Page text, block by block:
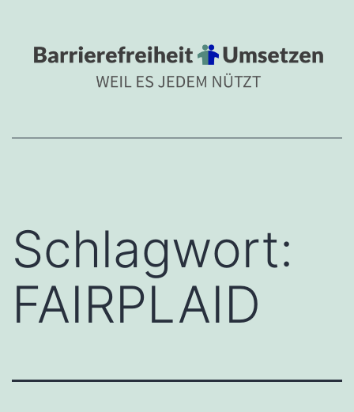
springen
Barrierefreiheit umsetzen
Schlagwort:
FAIRPLAID